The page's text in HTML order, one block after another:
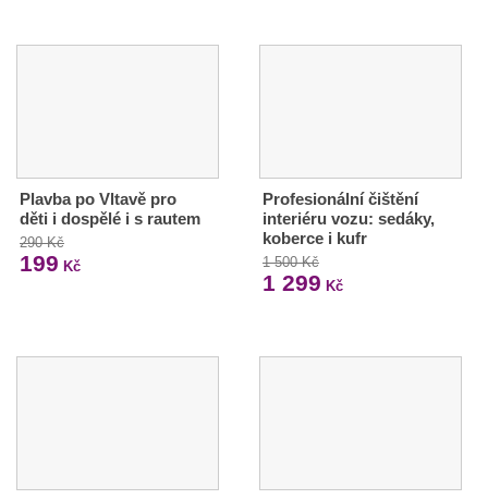
Plavba po Vltavě pro
děti i dospělé i s rautem
290 Kč
199 Kč
Profesionální čištění
interiéru vozu: sedáky,
koberce i kufr
1 500 Kč
1 299 Kč